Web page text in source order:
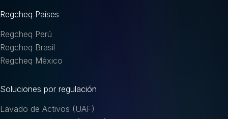
Regcheq Países
Regcheq Perú
Regcheq Brasil
Regcheq México
Soluciones por regulación
Lavado de Activos (UAF)